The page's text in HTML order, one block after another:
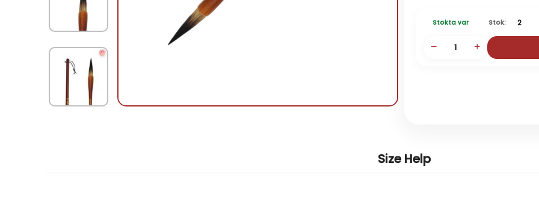
Stokta var Stok: 2
Size Help